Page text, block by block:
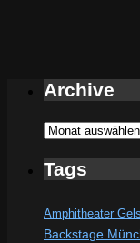
Archive
Archive
Tags
Amphitheater
Backstage